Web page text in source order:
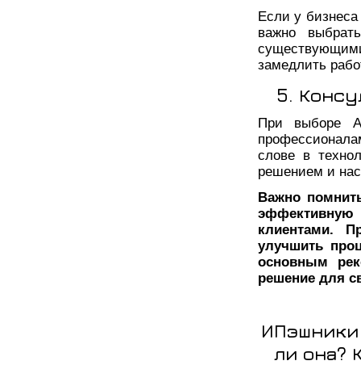
Если у
важно
замедлить
5.
При выборе
слове в
решением и
Важно
клиентами.
улучшить
основным
решение для
ли она?